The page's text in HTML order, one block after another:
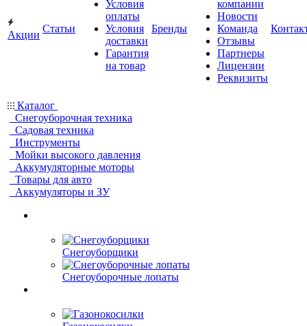
Акции
Статьи
Условия
оплаты
Условия
доставки
Гарантия
на товар
Бренды
компании
Новости
Команда
Отзывы
Партнеры
Лицензии
Реквизиты
Каталог
Снегоуборочная техника
Садовая техника
Инструменты
Мойки высокого давления
Аккумуляторные моторы
Товары для авто
Аккумуляторы и ЗУ
Снегоуборщики
Снегоуборочные лопаты